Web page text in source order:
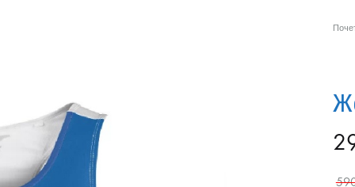
Папучи
Патики